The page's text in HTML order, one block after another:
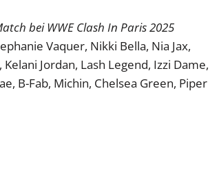
bei WWE Clash In Paris 2025
Vaquer, Nikki Bella, Nia Jax,
Jordan, Lash Legend, Izzi Dame,
B-Fab, Michin, Chelsea Green, Piper